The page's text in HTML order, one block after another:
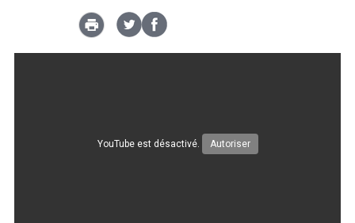
Découvrir Quimper
YouTube est désactivé. Autoriser